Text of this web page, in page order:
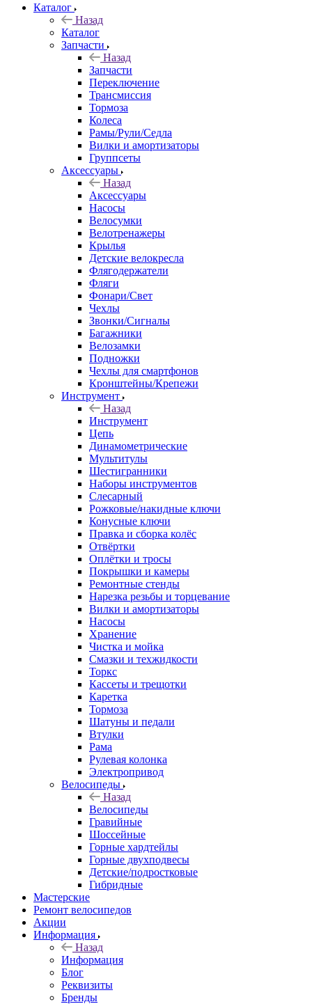
Каталог
Назад
Каталог
Запчасти
Назад
Запчасти
Переключение
Трансмиссия
Тормоза
Колеса
Рамы/Рули/Седла
Вилки и амортизаторы
Группсеты
Аксессуары
Назад
Аксессуары
Насосы
Велосумки
Велотренажеры
Крылья
Детские велокресла
Флягодержатели
Фляги
Фонари/Свет
Чехлы
Звонки/Сигналы
Багажники
Велозамки
Подножки
Чехлы для смартфонов
Кронштейны/Крепежи
Инструмент
Назад
Инструмент
Цепь
Динамометрические
Мультитулы
Шестигранники
Наборы инструментов
Слесарный
Рожковые/накидные ключи
Конусные ключи
Правка и сборка колёс
Отвёртки
Оплётки и тросы
Покрышки и камеры
Ремонтные стенды
Нарезка резьбы и торцевание
Вилки и амортизаторы
Насосы
Хранение
Чистка и мойка
Смазки и техжидкости
Торкс
Кассеты и трещотки
Каретка
Тормоза
Шатуны и педали
Втулки
Рама
Рулевая колонка
Электропривод
Велосипеды
Назад
Велосипеды
Гравийные
Шоссейные
Горные хардтейлы
Горные двухподвесы
Детские/подростковые
Гибридные
Мастерские
Ремонт велосипедов
Акции
Информация
Назад
Информация
Блог
Реквизиты
Бренды